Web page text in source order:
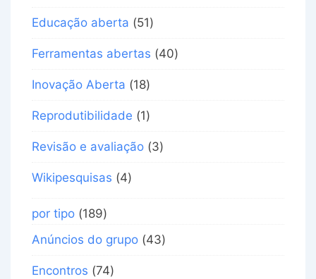
Educação aberta (51)
Ferramentas abertas (40)
Inovação Aberta (18)
Reprodutibilidade (1)
Revisão e avaliação (3)
Wikipesquisas (4)
por tipo (189)
Anúncios do grupo (43)
Encontros (74)